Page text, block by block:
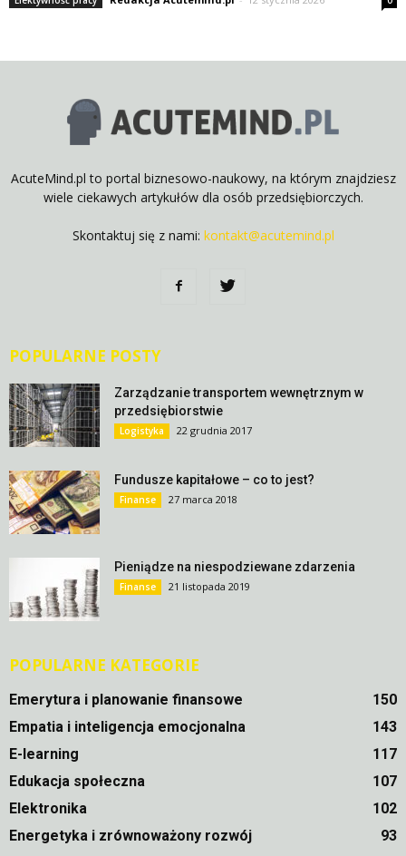
AcuteMind.pl to portal biznesowo-naukowy, na którym znajdziesz
wiele ciekawych artykułów dla osób przedsiębiorczych.
Skontaktuj się z nami: kontakt@acutemind.pl
POPULARNE POSTY
Zarządzanie transportem wewnętrznym w
przedsiębiorstwie
Logistyka 22 grudnia 2017
Fundusze kapitałowe – co to jest?
Finanse 27 marca 2018
Pieniądze na niespodziewane zdarzenia
Finanse 21 listopada 2019
POPULARNE KATEGORIE
Emerytura i planowanie finansowe
150
Empatia i inteligencja emocjonalna
143
E-learning
117
Edukacja społeczna
107
Elektronika
102
Energetyka i zrównoważony rozwój
93